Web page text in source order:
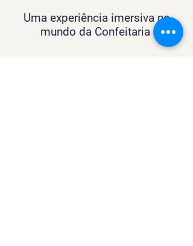
Uma experiência imersiva no
mundo da Confeitaria